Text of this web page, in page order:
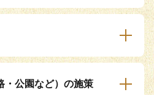
・公園など）の施策